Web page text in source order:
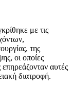
με τις
της
οι οποίες
αυτές
διατροφή.